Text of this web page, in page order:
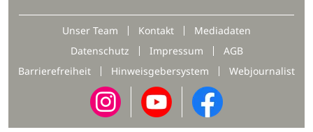
Unser Team Kontakt
Mediadaten
Datenschutz
Impressum
AGB
Barrierefreiheit
Hinweisgebersystem Webjournalist